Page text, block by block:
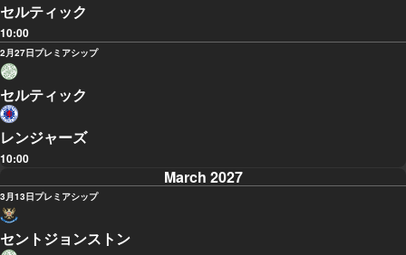
セルティック
10:00
2月27日プレミアシップ
セルティック
レンジャーズ
10:00
March 2027
3月13日プレミアシップ
セントジョンストン